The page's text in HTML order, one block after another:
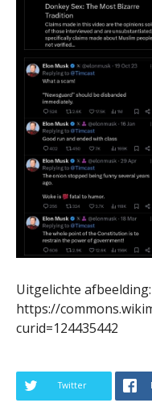
Uitgelichte
https://
curid=124435442
Twitter